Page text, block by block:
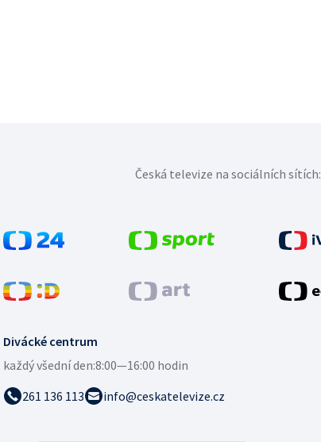
Divácké centrum
každý všední den:8:00—16:00 hodin
261 136 113
info@ceskatelevize.cz
Česká televize na sociálních sítích: